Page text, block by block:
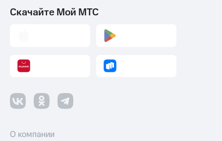
Скачайте Мой МТС
О компании